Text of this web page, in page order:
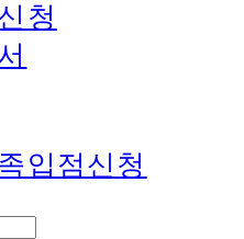
청
입점신청